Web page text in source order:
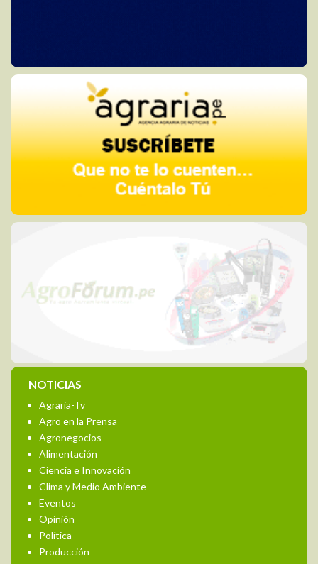
NOTICIAS
Agraria-Tv
Agro en la Prensa
Agronegocios
Alimentación
Ciencia e Innovación
Clima y Medio Ambiente
Eventos
Opinión
Política
Producción